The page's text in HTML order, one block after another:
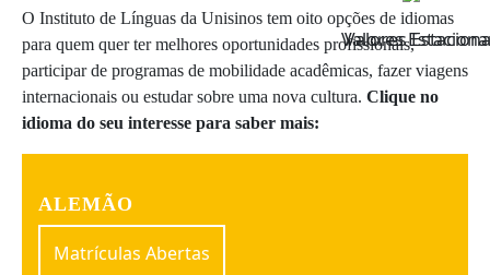
Valores
Valores
O Instituto de Línguas da Unisinos tem oito opções de idiomas
para quem quer ter melhores oportunidades profissionais,
participar de programas de mobilidade acadêmicas, fazer viagens
internacionais ou estudar sobre uma nova cultura. Clique no
idioma do seu interesse para saber mais:
ALEMÃO
Matrículas Abertas